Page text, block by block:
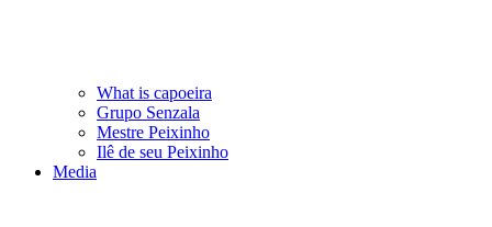
What is capoeira
Grupo Senzala
Mestre Peixinho
Ilê de seu Peixinho
Media